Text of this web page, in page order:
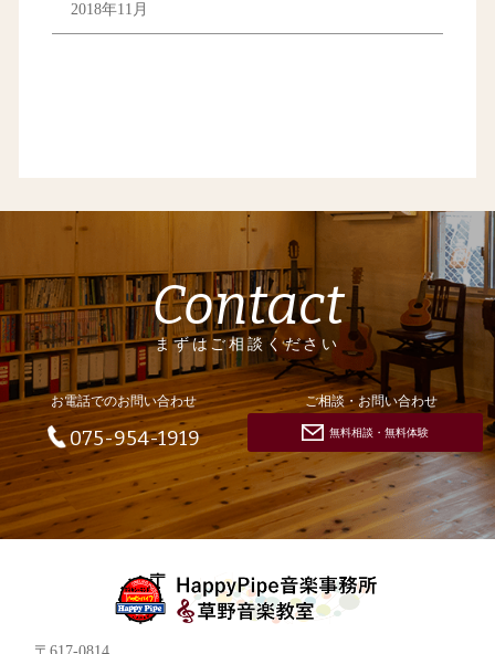
2018年11月
Contact
まずはご相談ください
お電話でのお問い合わせ
075-954-1919
ご相談・お問い合わせ
無料相談・無料体験